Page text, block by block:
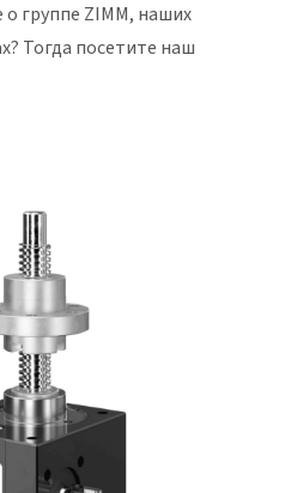
группе ZIMM, наших
Тогда посетите наш